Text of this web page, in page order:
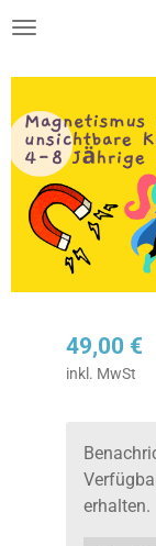
Zum
springen
49,00 €
inkl. MwSt
erhalten.